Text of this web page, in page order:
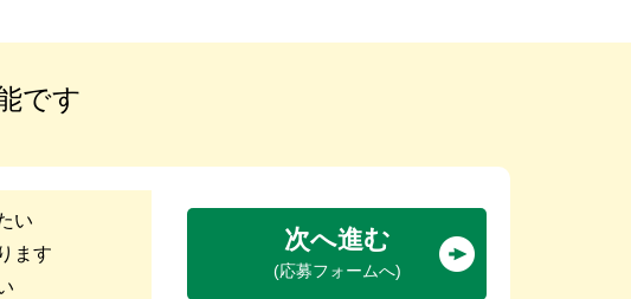
です
い
ます
次へ進む
(応募フォームへ)